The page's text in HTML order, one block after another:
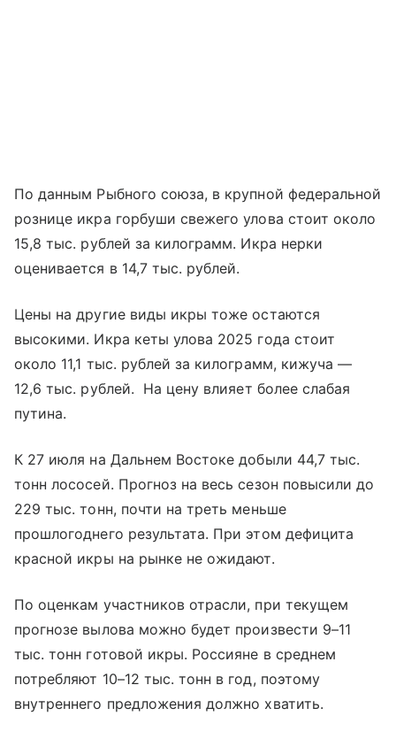
По данным Рыбного союза, в крупной федеральной
рознице икра горбуши свежего улова стоит около
15,8 тыс. рублей за килограмм. Икра нерки
оценивается в 14,7 тыс. рублей.
Цены на другие виды икры тоже остаются
высокими. Икра кеты улова 2025 года стоит
около 11,1 тыс. рублей за килограмм, кижуча —
12,6 тыс. рублей. На цену влияет более слабая
путина.
К 27 июля на Дальнем Востоке добыли 44,7 тыс.
тонн лососей. Прогноз на весь сезон повысили до
229 тыс. тонн, почти на треть меньше
прошлогоднего результата. При этом дефицита
красной икры на рынке не ожидают.
По оценкам участников отрасли, при текущем
прогнозе вылова можно будет произвести 9–11
тыс. тонн готовой икры. Россияне в среднем
потребляют 10–12 тыс. тонн в год, поэтому
внутреннего предложения должно хватить.